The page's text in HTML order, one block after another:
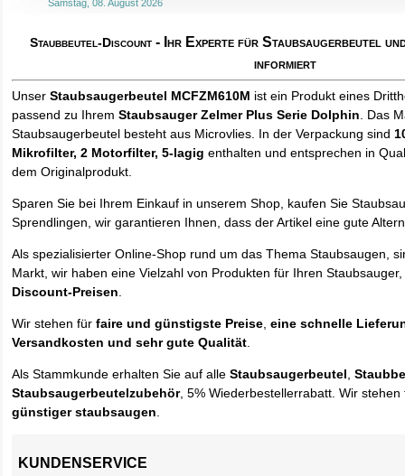
Samstag, 08. August 2026
Staubbeutel-Discount - Ihr Experte für Staubsaugerbeutel
informiert
UnserStaubsaugerbeutel MCFZM610M ist ein Produkt eines
passend zu IhremStaubsauger Zelmer Plus Serie Dolphin . Das
Staubsaugerbeutel besteht aus Microvlies. In der Verpackung sind
Mikrofilter, 2 Motorfilter, 5-lagig enthalten und entsprechen in
dem Originalprodukt.
Sparen Sie bei Ihrem Einkauf in unserem Shop, kaufen Sie
Sprendlingen, wir garantieren Ihnen, dass der Artikel eine gute
Als spezialisierter Online-Shop rund um das Thema Staubsaugen,
Markt, wir haben eine Vielzahl von Produkten für Ihren
Discount-Preisen
Wir stehen fürfaire und günstigste Preise ,eine schnelle
Versandkosten und sehr gute Qualität
Als Stammkunde erhalten Sie auf alleStaubsaugerbeutel ,
Staubsaugerbeutelzubehör, 5% Wiederbestellerrabatt. Wir
günstiger staubsaugen
KUNDENSERVICE